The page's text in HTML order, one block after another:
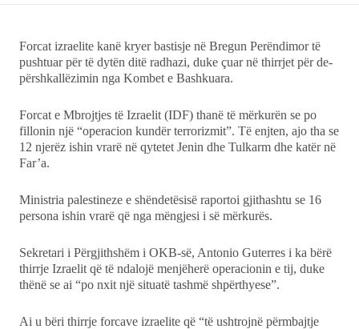
Forcat izraelite kanë kryer bastisje në Bregun Perëndimor të
pushtuar për të dytën ditë radhazi, duke çuar në thirrjet për de-
përshkallëzimin nga Kombet e Bashkuara.
Forcat e Mbrojtjes të Izraelit (IDF) thanë të mërkurën se po
fillonin një “operacion kundër terrorizmit”. Të enjten, ajo tha se
12 njerëz ishin vrarë në qytetet Jenin dhe Tulkarm dhe katër në
Far’a.
Ministria palestineze e shëndetësisë raportoi gjithashtu se 16
persona ishin vrarë që nga mëngjesi i së mërkurës.
Sekretari i Përgjithshëm i OKB-së, Antonio Guterres i ka bërë
thirrje Izraelit që të ndalojë menjëherë operacionin e tij, duke
thënë se ai “po nxit një situatë tashmë shpërthyese”.
Ai u bëri thirrje forcave izraelite që “të ushtrojnë përmbajtje